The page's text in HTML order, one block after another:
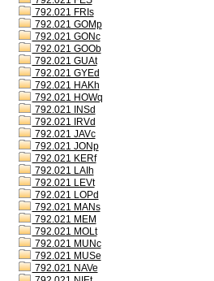
792.021 FRIs
792.021 GOMp
792.021 GONc
792.021 GOOb
792.021 GUAt
792.021 GYEd
792.021 HAKh
792.021 HOWq
792.021 INSd
792.021 IRVd
792.021 JAVc
792.021 JONp
792.021 KERf
792.021 LAIh
792.021 LEVt
792.021 LOPd
792.021 MANs
792.021 MEM
792.021 MOLt
792.021 MUNc
792.021 MUSe
792.021 NAVe